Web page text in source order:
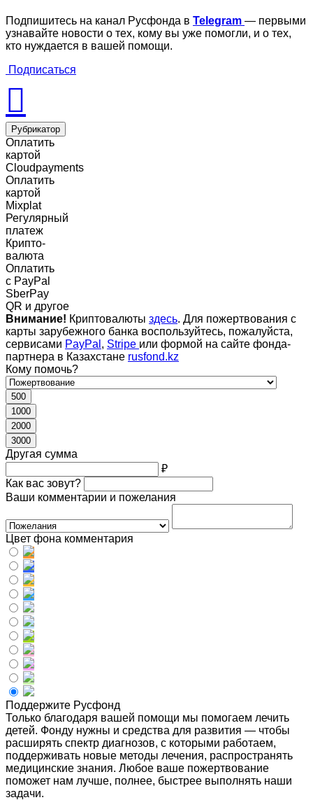
Подпишитесь на канал Русфонда в Telegram — первыми
узнавайте новости о тех, кому вы уже помогли, и о тех,
кто нуждается в вашей помощи.
Подписаться
Рубрикатор
Оплатить
картой
Cloudpayments
Оплатить
картой
Mixplat
Регулярный
платеж
Крипто-
валюта
Оплатить
c PayPal
SberPay
QR и другое
Внимание! Криптовалюты здесь. Для пожертвования с
карты зарубежного банка воспользуйтесь, пожалуйста,
сервисами PayPal , Stripe или формой на сайте фонда-
партнера в Казахстане rusfond.kz
Кому помочь?
500
1000
2000
3000
Другая сумма
₽
Как вас зовут?
Ваши комментарии и пожелания
Цвет фона комментария
Поддержите Русфонд
Только благодаря вашей помощи мы помогаем лечить
детей. Фонду нужны и средства для развития — чтобы
расширять спектр диагнозов, с которыми работаем,
поддерживать новые методы лечения, распространять
медицинские знания. Любое ваше пожертвование
поможет нам лучше, полнее, быстрее выполнять наши
задачи.